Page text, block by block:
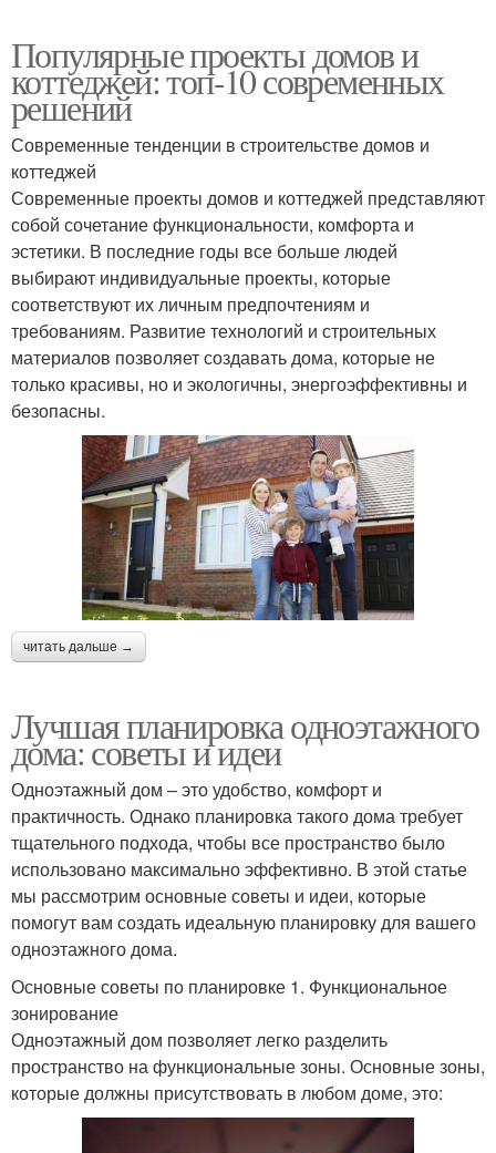
Популярные проекты домов и
коттеджей: топ-10 современных
решений
Современные тенденции в строительстве домов и
коттеджей
Современные проекты домов и коттеджей представляют
собой сочетание функциональности, комфорта и
эстетики. В последние годы все больше людей
выбирают индивидуальные проекты, которые
соответствуют их личным предпочтениям и
требованиям. Развитие технологий и строительных
материалов позволяет создавать дома, которые не
только красивы, но и экологичны, энергоэффективны и
безопасны.
читать дальше →
Лучшая планировка одноэтажного
дома: советы и идеи
Одноэтажный дом – это удобство, комфорт и
практичность. Однако планировка такого дома требует
тщательного подхода, чтобы все пространство было
использовано максимально эффективно. В этой статье
мы рассмотрим основные советы и идеи, которые
помогут вам создать идеальную планировку для вашего
одноэтажного дома.
Основные советы по планировке 1. Функциональное
зонирование
Одноэтажный дом позволяет легко разделить
пространство на функциональные зоны. Основные зоны,
которые должны присутствовать в любом доме, это: